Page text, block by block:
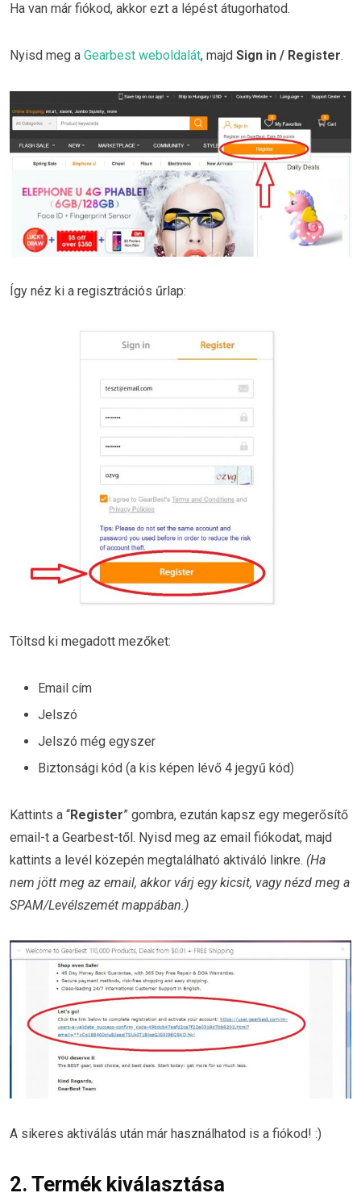
Ha van már fiókod, akkor ezt a lépést átugorhatod.
Nyisd meg a Gearbest weboldalát, majd Sign in / Register.
Így néz ki a regisztrációs űrlap:
Töltsd ki megadott mezőket:
Email cím
Jelszó
Jelszó még egyszer
Biztonsági kód (a kis képen lévő 4 jegyű kód)
Kattints a “Register” gombra, ezután kapsz egy megerősítő
email-t a Gearbest-től. Nyisd meg az email fiókodat, majd
kattints a levél közepén megtalálható aktiváló linkre. (Ha
nem jött meg az email, akkor várj egy kicsit, vagy nézd meg a
SPAM/Levélszemét mappában.)
A sikeres aktiválás után már használhatod is a fiókod! :)
2. Termék kiválasztása